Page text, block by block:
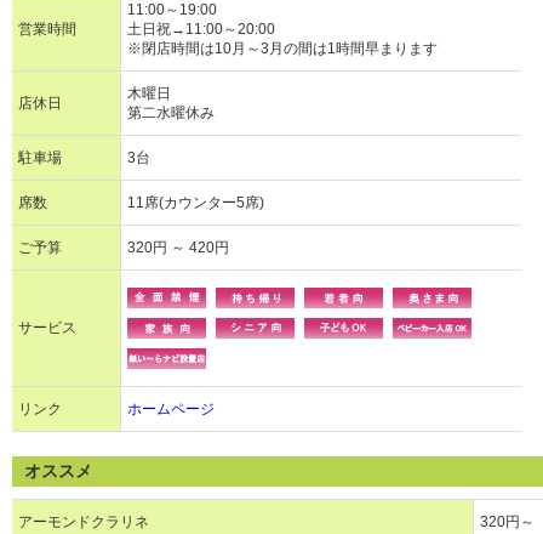
営業時間
11:00～19:00
土日祝→11:00～20:00
※閉店時間は10月～3月の間は1時間早まります
店休日
木曜日
第二水曜休み
駐車場 3台
席数 11席(カウンター5席)
ご予算 320円 ～ 420円
サービス
リンク ホームページ
オススメ
アーモンドクラリネ 320円～